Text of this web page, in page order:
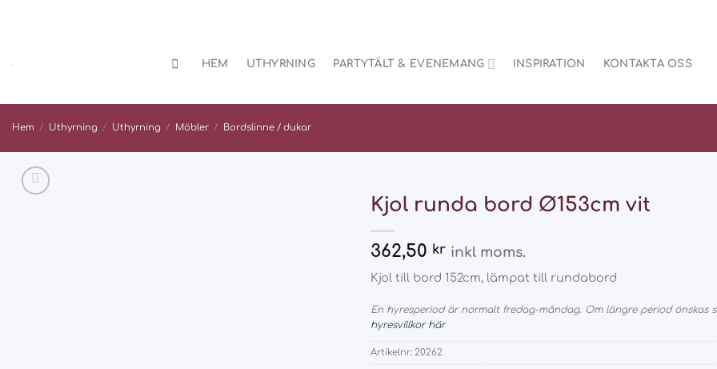
HEM UTHYRNING PARTYTÄLT & EVENEMANG INSPIRATION KONTAKTA OSS
Hem / Uthyrning / Uthyrning / Möbler / Bordslinne / dukar
Kjol runda bord Ø153cm vit
362,50 kr inkl moms.
Kjol till bord 152cm, lämpat till rundabord
En hyresperiod är normalt fredag-måndag. Om längre period
hyresvillkor här
Artikelnr: 20262